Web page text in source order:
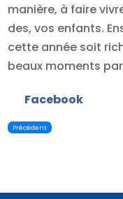
manière, à faire
des, vos enfants.
cette année soit
beaux moments
Facebook
Précédent